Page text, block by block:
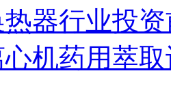
热器行业投
心机药用萃